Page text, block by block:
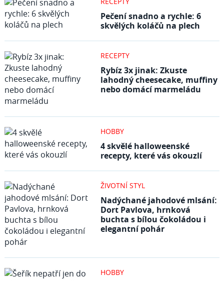
Pečení snadno a rychle: 6
skvělých koláčů na plech
RECEPTY
Rybíz 3x jinak: Zkuste
lahodný cheesecake, muffiny
nebo domácí marmeládu
HOBBY
4 skvělé halloweenské
recepty, které vás okouzlí
ŽIVOTNÍ STYL
Nadýchané jahodové mlsání:
Dort Pavlova, hrnková
buchta s bílou čokoládou i
elegantní pohár
HOBBY